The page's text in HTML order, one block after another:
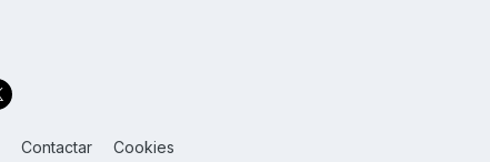
Contactar Cookies